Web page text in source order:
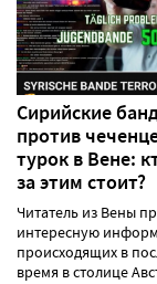
Сирийские
против
турок в Вене:
за этим стоит?
Читатель из Вены
интересную
происходящих в
время в столице